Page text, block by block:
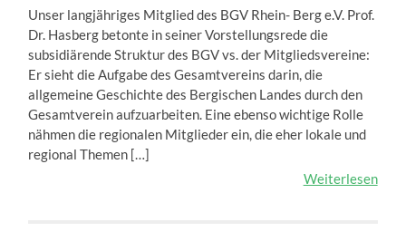
Unser langjähriges Mitglied des BGV Rhein- Berg e.V. Prof.
Dr. Hasberg betonte in seiner Vorstellungsrede die
subsidiärende Struktur des BGV vs. der Mitgliedsvereine:
Er sieht die Aufgabe des Gesamtvereins darin, die
allgemeine Geschichte des Bergischen Landes durch den
Gesamtverein aufzuarbeiten. Eine ebenso wichtige Rolle
nähmen die regionalen Mitglieder ein, die eher lokale und
regional Themen […]
Weiterlesen